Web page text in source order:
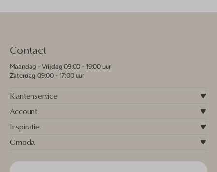
Contact
Maandag - Vrijdag 09:00 - 19:00 uur
Zaterdag 09:00 - 17:00 uur
Klantenservice
Account
Inspiratie
Omoda